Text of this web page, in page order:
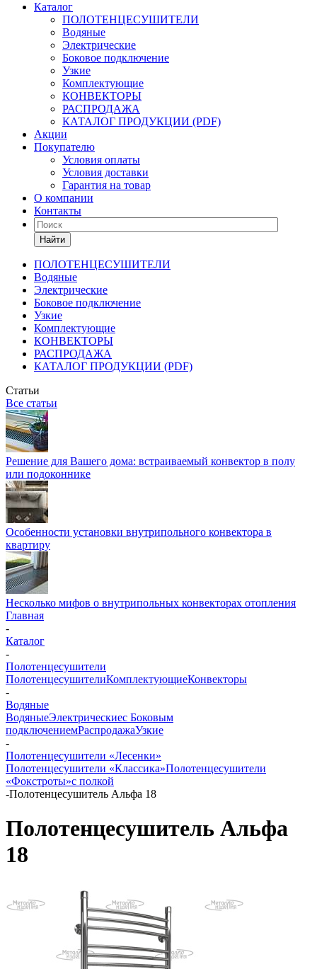
Каталог
ПОЛОТЕНЦЕСУШИТЕЛИ
Водяные
Электрические
Боковое подключение
Узкие
Комплектующие
КОНВЕКТОРЫ
РАСПРОДАЖА
КАТАЛОГ ПРОДУКЦИИ (PDF)
Акции
Покупателю
Условия оплаты
Условия доставки
Гарантия на товар
О компании
Контакты
Найти
ПОЛОТЕНЦЕСУШИТЕЛИ
Водяные
Электрические
Боковое подключение
Узкие
Комплектующие
КОНВЕКТОРЫ
РАСПРОДАЖА
КАТАЛОГ ПРОДУКЦИИ (PDF)
Статьи
Все статьи
Решение для Вашего дома: встраиваемый конвектор в полу
или подоконнике
Особенности установки внутрипольного конвектора в
квартиру
Несколько мифов о внутрипольных конвекторах отопления
Главная
-
Каталог
-
Полотенцесушители
ПолотенцесушителиКомплектующиеКонвекторы
-
Водяные
ВодяныеЭлектрическиес Боковым
подключениемРаспродажаУзкие
-
Полотенцесушители «Лесенки»
Полотенцесушители «Классика»Полотенцесушители
«Фокстроты»с полкой
-Полотенцесушитель Альфа 18
Полотенцесушитель Альфа
18